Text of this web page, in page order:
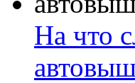
На что